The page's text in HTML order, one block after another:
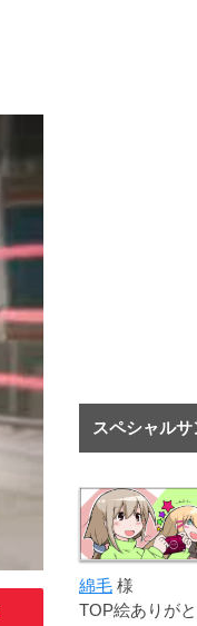
スペシャルサ
綿毛 様
TOP絵ありが